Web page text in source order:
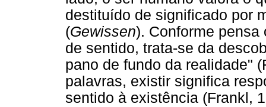
destituído de significado por
(Gewissen). Conforme pensa
de sentido, trata-se da
pano de fundo da realidade"
palavras, existir significa
sentido à existência (Frankl,